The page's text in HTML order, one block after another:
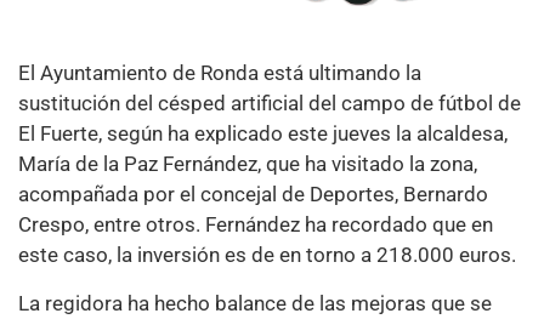
El Ayuntamiento de Ronda está ultimando la
sustitución del césped artificial del campo de fútbol de
El Fuerte, según ha explicado este jueves la alcaldesa,
María de la Paz Fernández, que ha visitado la zona,
acompañada por el concejal de Deportes, Bernardo
Crespo, entre otros. Fernández ha recordado que en
este caso, la inversión es de en torno a 218.000 euros.
La regidora ha hecho balance de las mejoras que se